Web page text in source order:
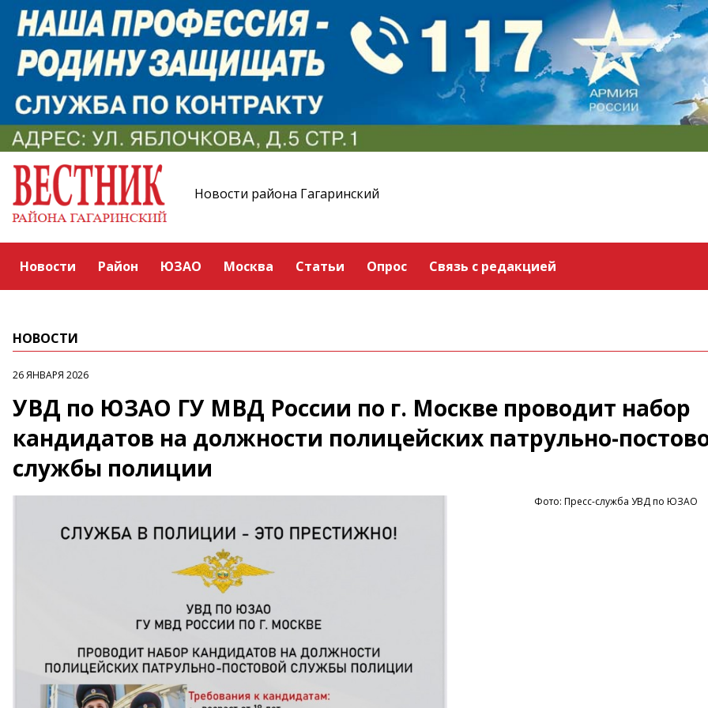
Новости района Гагаринский
Новости Район ЮЗАО Москва Статьи Опрос Связь с редакцией
НОВОСТИ
26 ЯНВАРЯ 2026
УВД по ЮЗАО ГУ МВД России по г. Москве проводит набор
кандидатов на должности полицейских патрульно-
службы полиции
Фото: Пресс-служба УВД по ЮЗАО